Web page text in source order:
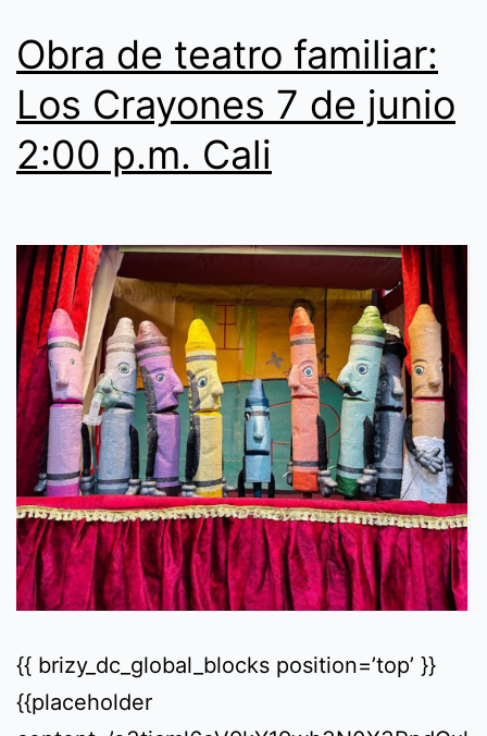
Obra de teatro familiar:
Los Crayones 7 de junio
2:00 p.m. Cali
{{ brizy_dc_global_blocks position=’top’ }}
{{placeholder